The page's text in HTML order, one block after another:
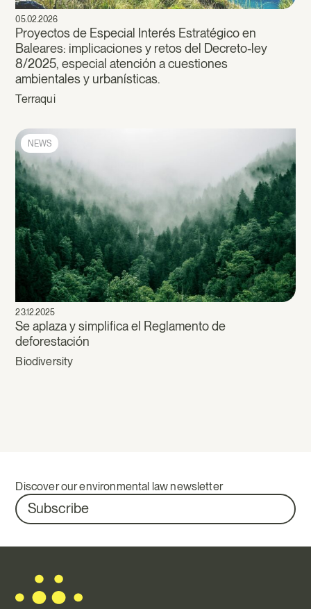
05.02.2026
Proyectos de Especial Interés Estratégico en
Baleares: implicaciones y retos del Decreto-ley
8/2025, especial atención a cuestiones
ambientales y urbanísticas.
Terraqui
NEWS
23.12.2025
Se aplaza y simplifica el Reglamento de
deforestación
Biodiversity
Discover our environmental law newsletter
Subscribe